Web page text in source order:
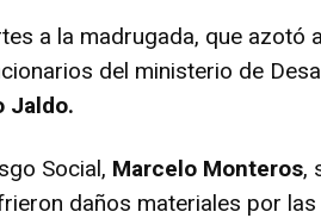
a la madrugada, que
del ministerio de
Jaldo.
Social, Marcelo Monteros,
daños materiales por